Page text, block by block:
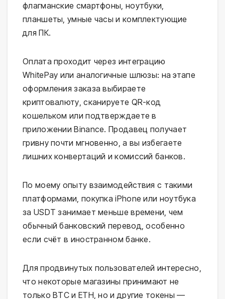
флагманские смартфоны, ноутбуки,
планшеты, умные часы и комплектующие
для ПК.
Оплата проходит через интеграцию
WhitePay или аналогичные шлюзы: на этапе
оформления заказа выбираете
криптовалюту, сканируете QR-код
кошельком или подтверждаете в
приложении Binance. Продавец получает
гривну почти мгновенно, а вы избегаете
лишних конвертаций и комиссий банков.
По моему опыту взаимодействия с такими
платформами, покупка iPhone или ноутбука
за USDT занимает меньше времени, чем
обычный банковский перевод, особенно
если счёт в иностранном банке.
Для продвинутых пользователей интересно,
что некоторые магазины принимают не
только BTC и ETH, но и другие токены —